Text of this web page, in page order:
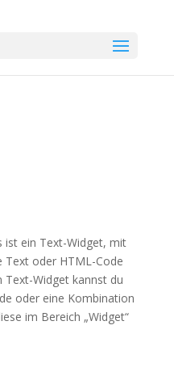
ist ein Text-Widget, mit
Text oder HTML-Code
Widget kannst du
oder eine Kombination
im Bereich „Widget“